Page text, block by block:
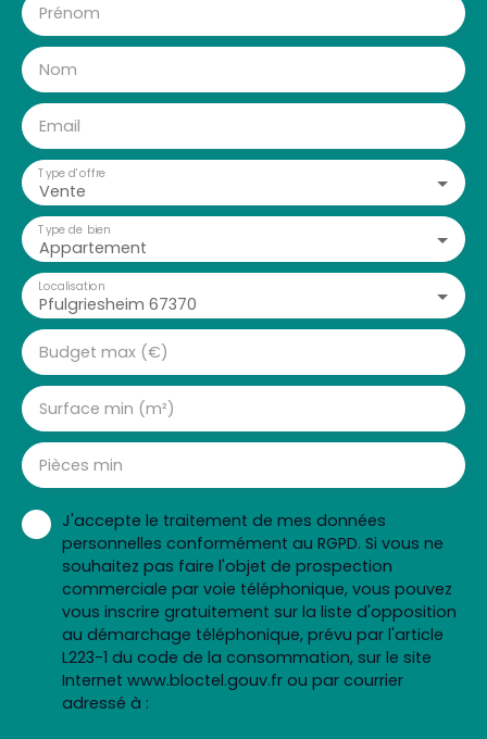
Prénom
Nom
Email
Vente
Type d'offre
Appartement
Type de bien
Pfulgriesheim 67370
Localisation
Budget max (€)
Surface min (m²)
Pièces min
J'accepte le traitement de mes données
personnelles conformément au RGPD. Si vous ne
souhaitez pas faire l'objet de prospection
commerciale par voie téléphonique, vous pouvez
vous inscrire gratuitement sur la liste d'opposition
au démarchage téléphonique, prévu par l'article
L223-1 du code de la consommation, sur le site
Internet www.bloctel.gouv.fr ou par courrier
adressé à :